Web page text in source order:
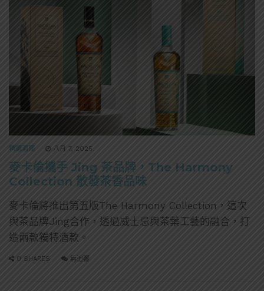
精選酒聞 八月 7, 2025
麥卡倫攜手 Jing 茶品牌，The Harmony
Collection 散發茶香品味
麥卡倫將推出第五版The Harmony Collection，這次
與茶品牌Jing合作，透過威士忌與茶葉工藝的融合，打
造兩款獨特酒款。
0 SHARES 無迴響